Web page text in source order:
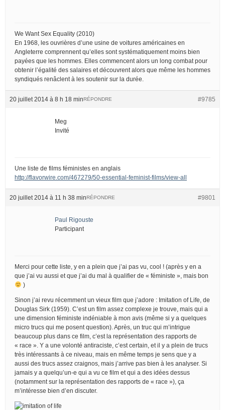
We Want Sex Equality (2010)
En 1968, les ouvrières d’une usine de voitures américaines en
Angleterre comprennent qu’elles sont systématiquement moins bien
payées que les hommes. Elles commencent alors un long combat pour
obtenir l’égalité des salaires et découvrent alors que même les hommes
syndiqués renâclent à les soutenir sur la durée.
20 juillet 2014 à 8 h 18 min #9785
RÉPONDRE
Meg
Invité
Une liste de films féministes en anglais
http://flavorwire.com/467279/50-essential-feminist-films/view-all
20 juillet 2014 à 11 h 38 min #9801
RÉPONDRE
Paul Rigouste
Participant
Merci pour cette liste, y en a plein que j’ai pas vu, cool ! (après y en a
que j’ai vu aussi et que j’ai du mal à qualifier de « féministe », mais bon
)
Sinon j’ai revu récemment un vieux film que j’adore : Imitation of Life, de
Douglas Sirk (1959). C’est un film assez complexe je trouve, mais qui a
une dimension féministe indéniable à mon avis (même si y a quelques
micro trucs qui me posent question). Après, un truc qui m’intrigue
beaucoup plus dans ce film, c’est la représentation des rapports de
« race ». Y a une volonté antiraciste, c’est certain, et il y a plein de trucs
très intéressants à ce niveau, mais en même temps je sens que y a
aussi des trucs assez craignos, mais j’arrive pas bien à les analyser. Si
jamais y a quelqu’un-e qui a vu ce film et qui a des idées dessus
(notamment sur la représentation des rapports de « race »), ça
m’intéresse bien d’en discuter.